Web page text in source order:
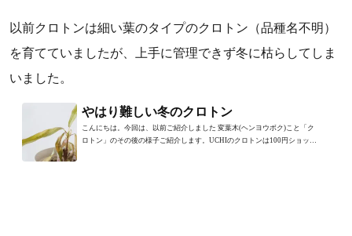
以前クロトンは細い葉のタイプのクロトン（品種名不明）
を育てていましたが、上手に管理できず冬に枯らしてしま
いました。
やはり難しい冬のクロトン
こんにちは。今回は、以前ご紹介しました 変葉木(ヘンヨウボク)こと「ク
ロトン」のその後の様子ご紹介します。UCHIのクロトンは100円ショップ